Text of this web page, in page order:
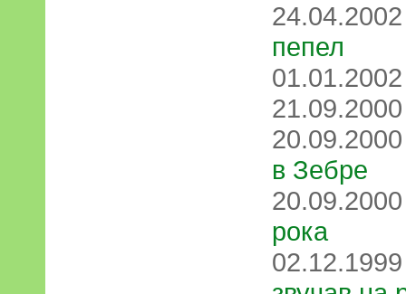
пепел
в Зебре
рока